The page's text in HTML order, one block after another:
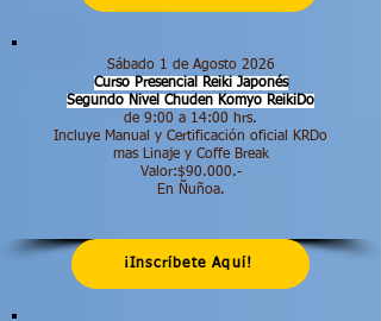
Sábado 1 de Agosto 2026
Curso Presencial Reiki Japonés
Segundo Nivel Chuden Komyo ReikiDo
de 9:00 a 14:00 hrs.​
Incluye Manual y Certificación oficial KRDo
mas Linaje y Coffe Break
Valor:$90.000.-
En Ñuñoa.
¡Inscríbete Aquí!